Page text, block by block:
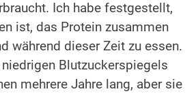
Ich habe festgestellt,
ist, das Protein zusammen
während dieser Zeit zu essen.
Blutzuckerspiegels
mehrere Jahre lang, aber sie